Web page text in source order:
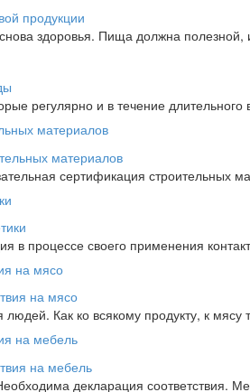
здоровья. Пища должна
регулярно и в течение
материалов
сертификация строительных
в процессе своего применения
на мясо
Как ко всякому продукту, к мясу
на мебель
декларация соответствия.